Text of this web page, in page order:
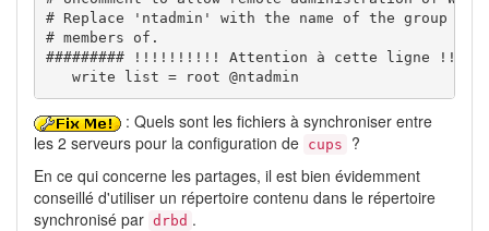
# Replace 'ntadmin' with the name of the group
# members of.
######### !!!!!!!!!! Attention à cette ligne
   write list = root @ntadmin
: Quels sont les fichiers à synchroniser entre
les 2 serveurs pour la configuration de cups
?
En ce qui concerne les partages, il est bien évidemment
conseillé d'utiliser un répertoire contenu dans le répertoire
synchronisé par drbd .